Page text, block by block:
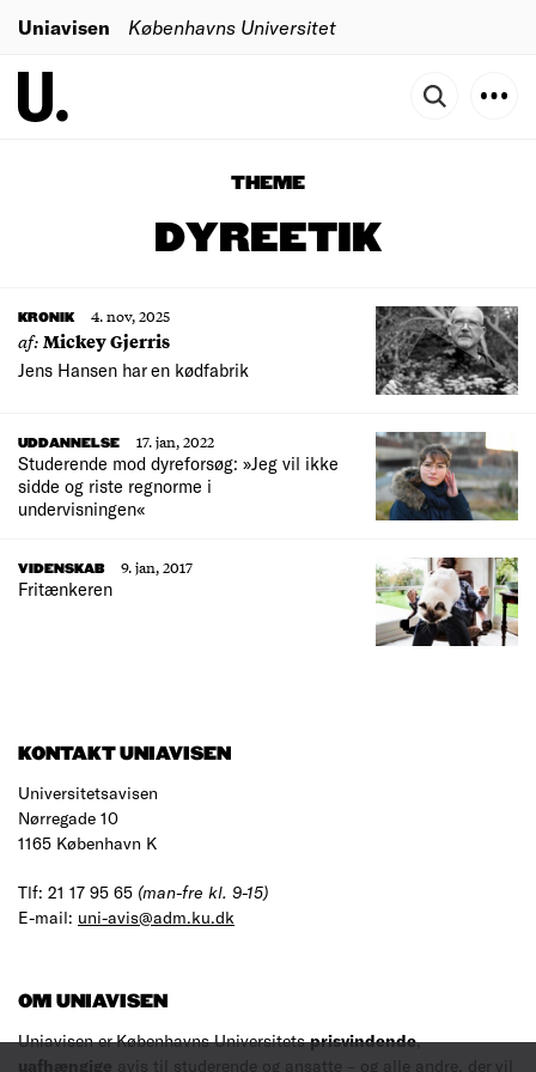
Uniavisen Københavns Universitet
THEME
DYREETIK
KRONIK 4. nov, 2025
af:Mickey Gjerris
Jens Hansen har en kødfabrik
UDDANNELSE
17. jan, 2022
Studerende mod dyreforsøg: »Jeg vil ikke
sidde og riste regnorme i
undervisningen«
VIDENSKAB
9. jan, 2017
Fritænkeren
KONTAKT UNIAVISEN
Universitetsavisen
Nørregade 10
1165 København K
Tlf: 21 17 95 65 (man-fre kl. 9-15)
E-mail: uni-avis@adm.ku.dk
OM UNIAVISEN
Uniavisen er Københavns Universitetsprisvindende,
uafhængige avis til studerende og ansatte – og alle andre, der vil